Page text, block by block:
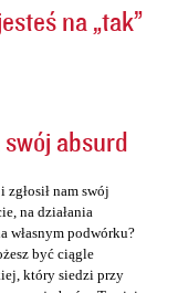
na „tak”
absurd
nam swój
na działania
własnym podwórku?
być ciągle
który siedzi przy